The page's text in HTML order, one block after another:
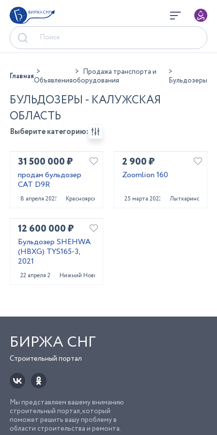
БИРЖА СНГ
ГлавнаяОбъявления
Продажа транспорта и
оборудования
Бульдозеры
БУЛЬДОЗЕРЫ - КАЛУЖСКАЯ
ОБЛАСТЬ
Выберите категорию:
31 500 000 ₽
продам бульдозер
CAT D9R
8 апреля 2025 Красноярск
2 900 ₽
Zoomlion 160
25 марта 2023 Лыткарино
12 600 000 ₽
Бульдозер SHEHWA
(HBXG) TYS165-3,
2021
22 апреля 2022 Нижний Новгород
БИРЖА СНГ
Строительный портал
Мы представляем вашему вниманию
строительный портал, который
поможет решить вашу проблему в
области строительства и ремонта.